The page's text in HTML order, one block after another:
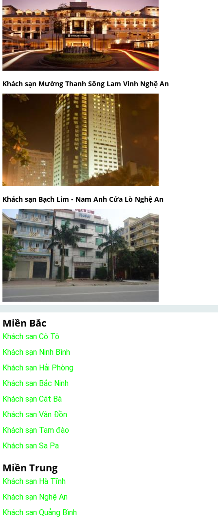
Khách sạn Mường Thanh Sông Lam Vinh Nghệ An
Khách sạn Bạch Lim - Nam Anh Cửa Lò Nghệ An
Miền Bắc
Khách sạn Cô Tô
Khách sạn Ninh Bình
Khách sạn Hải Phòng
Khách sạn Bắc Ninh
Khách sạn Cát Bà
Khách sạn Vân Đồn
Khách sạn Tam đào
Khách sạn Sa Pa
Miền Trung
Khách sạn Hà Tĩnh
Khách sạn Nghệ An
Khách sạn Quảng Bình